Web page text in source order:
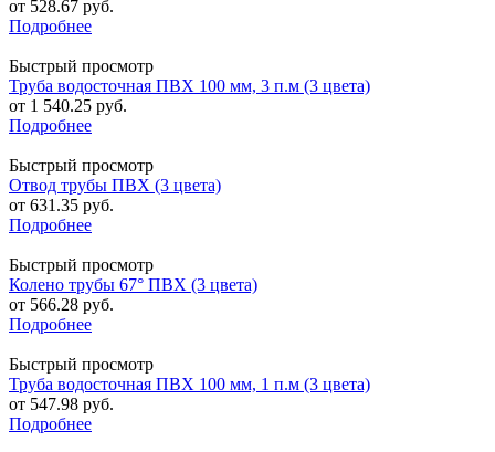
от 528.67 руб.
Подробнее
Быстрый просмотр
Труба водосточная ПВХ 100 мм, 3 п.м (3 цвета)
от 1 540.25 руб.
Подробнее
Быстрый просмотр
Отвод трубы ПВХ (3 цвета)
от 631.35 руб.
Подробнее
Быстрый просмотр
Колено трубы 67° ПВХ (3 цвета)
от 566.28 руб.
Подробнее
Быстрый просмотр
Труба водосточная ПВХ 100 мм, 1 п.м (3 цвета)
от 547.98 руб.
Подробнее